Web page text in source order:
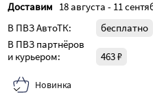
Доставим 18 августа - 11
В ПВЗ АвтоТК:
бесплатно
В ПВЗ партнёров
и курьером:
463 ₽
Новинка